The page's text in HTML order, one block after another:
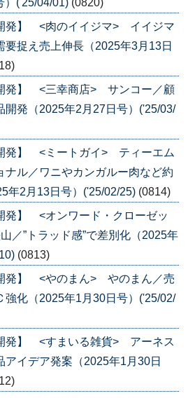
）('25/04/01) (0820)
発】 <肉のイイジマ> イイジマ
要捉え売上伸長（2025年3月13日
発】 <三幸商店> サンコー／顧
開発（2025年2月27日号）('25/03/
発】 <ミートガイ> ティーエム
ナル／ワニやカンガルー肉など約
年2月13日号）('25/02/25) (0814)
発】 <オンワード・クローゼッ
／”トラッド感”で差別化（2025年
(0813)
発】 <やのまん> やのまん／売
強化（2025年1月30日号）('25/02/
発】 <すまいる雑貨> アーネス
アイデア発案（2025年1月30日